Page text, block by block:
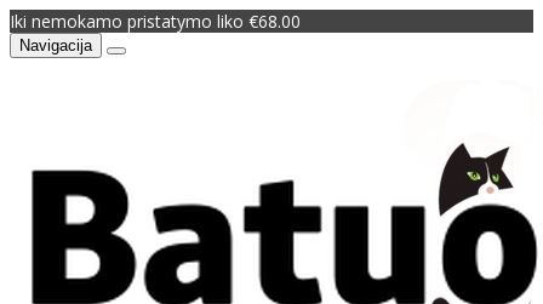
Iki nemokamo pristatymo liko €68.00
Navigacija